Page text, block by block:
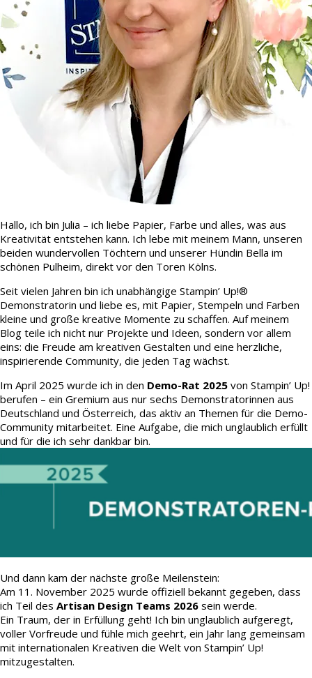
Hallo, ich bin Julia – ich liebe Papier, Farbe und alles, was aus
Kreativität entstehen kann. Ich lebe mit meinem Mann, unseren
beiden wundervollen Töchtern und unserer Hündin Bella im
schönen Pulheim, direkt vor den Toren Kölns.
Seit vielen Jahren bin ich unabhängige Stampin’ Up!®
Demonstratorin und liebe es, mit Papier, Stempeln und Farben
kleine und große kreative Momente zu schaffen. Auf meinem
Blog teile ich nicht nur Projekte und Ideen, sondern vor allem
eins: die Freude am kreativen Gestalten und eine herzliche,
inspirierende Community, die jeden Tag wächst.
Im April 2025 wurde ich in den Demo-Rat 2025 von Stampin’ Up!
berufen – ein Gremium aus nur sechs Demonstratorinnen aus
Deutschland und Österreich, das aktiv an Themen für die Demo-
Community mitarbeitet. Eine Aufgabe, die mich unglaublich erfüllt
und für die ich sehr dankbar bin.
Und dann kam der nächste große Meilenstein:
Am 11. November 2025 wurde offiziell bekannt gegeben, dass
ich Teil des Artisan Design Teams 2026 sein werde.
Ein Traum, der in Erfüllung geht! Ich bin unglaublich aufgeregt,
voller Vorfreude und fühle mich geehrt, ein Jahr lang gemeinsam
mit internationalen Kreativen die Welt von Stampin’ Up!
mitzugestalten.